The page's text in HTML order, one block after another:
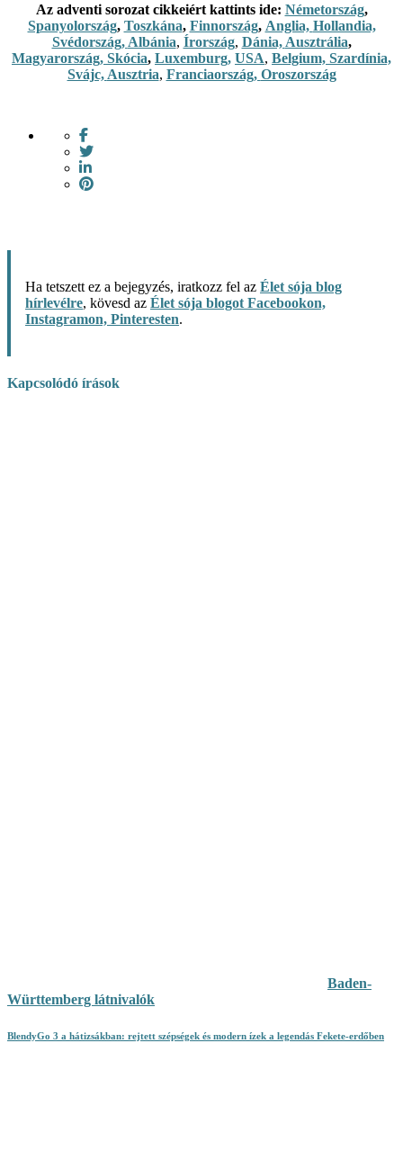
Az adventi sorozat cikkeiért kattints ide: Németország,
Spanyolország, Toszkána, Finnország, Anglia, Hollandia,
Svédország, Albánia, Írország, Dánia, Ausztrália,
Magyarország, Skócia, Luxemburg, USA, Belgium, Szardínia,
Svájc, Ausztria, Franciaország, Oroszország
Ha tetszett ez a bejegyzés, iratkozz fel az Élet sója blog
hírlevélre, kövesd az Élet sója blogot Facebookon,
Instagramon, Pinteresten.
Kapcsolódó írások
Baden-
Württemberg látnivalók
BlendyGo 3 a hátizsákban: rejtett szépségek és modern ízek a legendás Fekete-erdőben